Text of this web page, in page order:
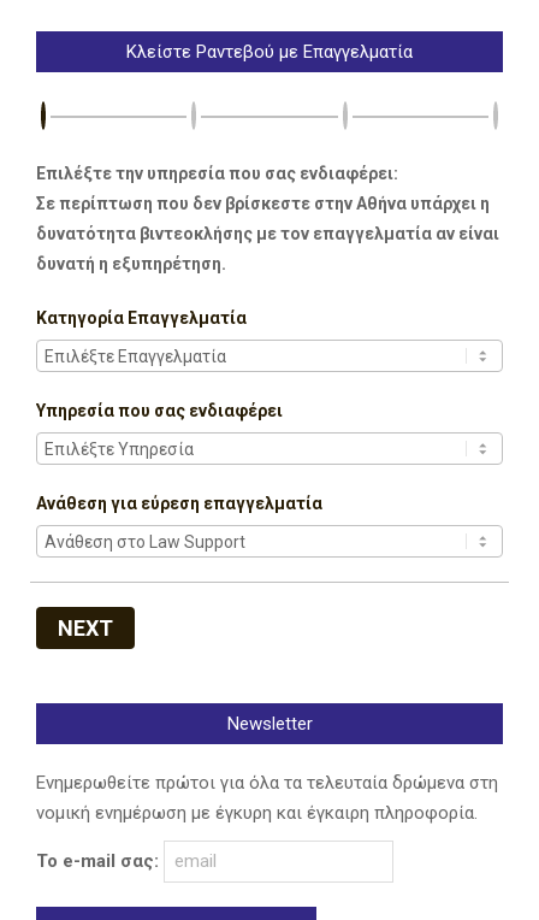
Κλείστε Ραντεβού με Επαγγελματία
Επιλέξτε την υπηρεσία που σας ενδιαφέρει:
Σε περίπτωση που δεν βρίσκεστε στην Αθήνα υπάρχει η
δυνατότητα βιντεοκλήσης με τον επαγγελματία αν είναι
δυνατή η εξυπηρέτηση.
Κατηγορία Επαγγελματία
Υπηρεσία που σας ενδιαφέρει
Ανάθεση για εύρεση επαγγελματία
NEXT
Newsletter
Ενημερωθείτε πρώτοι για όλα τα τελευταία δρώμενα στη
νομική ενημέρωση με έγκυρη και έγκαιρη πληροφορία.
Το e-mail σας: